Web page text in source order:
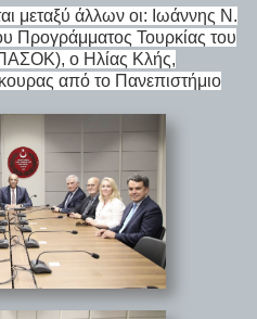
μεταξύ άλλων οι: Ιωάννης Ν.
Προγράμματος Τουρκίας του
ο Ηλίας Κλής,
από το Πανεπιστήμιο